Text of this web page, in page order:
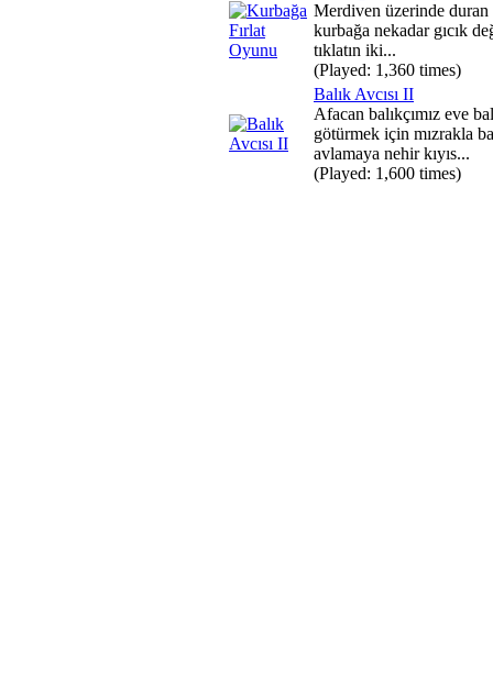
Merdiven üzerinde duran
kurbağa nekadar gıcık
tıklatın iki...
(Played: 1,360 times)
Balık Avcısı II
Afacan balıkçımız eve
götürmek için mızrakla
avlamaya nehir kıyıs...
(Played: 1,600 times)